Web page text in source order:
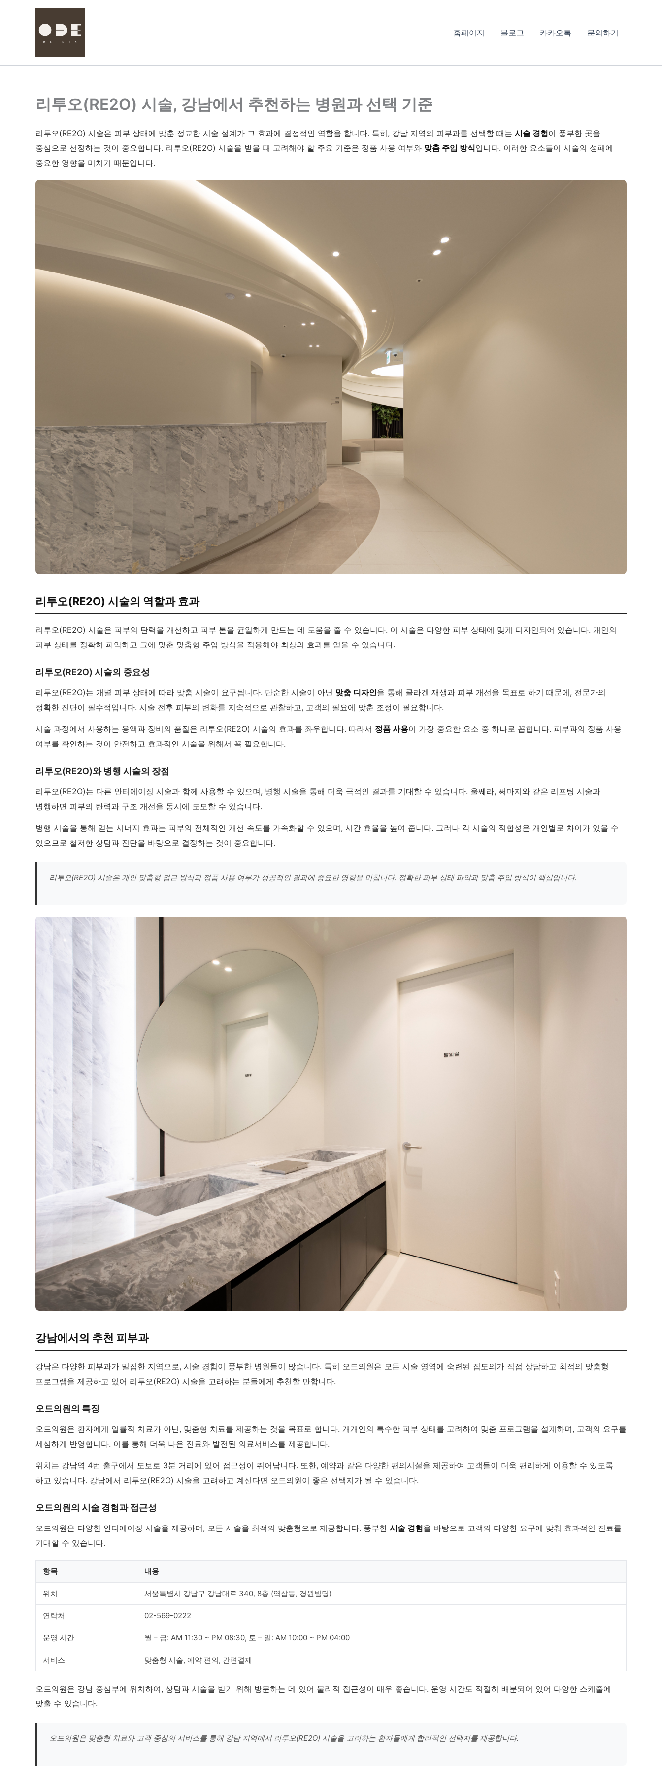
홈페이지 블로그 카카오톡 문의하기
리투오(RE2O) 시술, 강남에서 추천하는 병원과 선택 기준
리투오(RE2O) 시술은 피부 상태에 맞춘 정교한 시술 설계가 그 효과에 결정적인 역할을 합니다. 특히, 강남 지역의 피부과를 선택할 때는 시술 경험이 풍부한 곳을
중심으로 선정하는 것이 중요합니다. 리투오(RE2O) 시술을 받을 때 고려해야 할 주요 기준은 정품 사용 여부와 맞춤 주입 방식입니다. 이러한 요소들이 시술의 성패에
중요한 영향을 미치기 때문입니다.
리투오(RE2O) 시술의 역할과 효과
리투오(RE2O) 시술은 피부의 탄력을 개선하고 피부 톤을 균일하게 만드는 데 도움을 줄 수 있습니다. 이 시술은 다양한 피부 상태에 맞게 디자인되어 있습니다. 개인의
피부 상태를 정확히 파악하고 그에 맞춘 맞춤형 주입 방식을 적용해야 최상의 효과를 얻을 수 있습니다.
리투오(RE2O) 시술의 중요성
리투오(RE2O)는 개별 피부 상태에 따라 맞춤 시술이 요구됩니다. 단순한 시술이 아닌 맞춤 디자인을 통해 콜라겐 재생과 피부 개선을 목표로 하기 때문에, 전문가의
정확한 진단이 필수적입니다. 시술 전후 피부의 변화를 지속적으로 관찰하고, 고객의 필요에 맞춘 조정이 필요합니다.
시술 과정에서 사용하는 용액과 장비의 품질은 리투오(RE2O) 시술의 효과를 좌우합니다. 따라서 정품 사용이 가장 중요한 요소 중 하나로 꼽힙니다. 피부과의 정품 사용
여부를 확인하는 것이 안전하고 효과적인 시술을 위해서 꼭 필요합니다.
리투오(RE2O)와 병행 시술의 장점
리투오(RE2O)는 다른 안티에이징 시술과 함께 사용할 수 있으며, 병행 시술을 통해 더욱 극적인 결과를 기대할 수 있습니다. 울쎄라, 써마지와 같은 리프팅 시술과
병행하면 피부의 탄력과 구조 개선을 동시에 도모할 수 있습니다.
병행 시술을 통해 얻는 시너지 효과는 피부의 전체적인 개선 속도를 가속화할 수 있으며, 시간 효율을 높여 줍니다. 그러나 각 시술의 적합성은 개인별로 차이가 있을 수
있으므로 철저한 상담과 진단을 바탕으로 결정하는 것이 중요합니다.
리투오(RE2O) 시술은 개인 맞춤형 접근 방식과 정품 사용 여부가 성공적인 결과에 중요한 영향을 미칩니다. 정확한 피부 상태 파악과 맞춤 주입 방식이 핵심입니다.
강남에서의 추천 피부과
강남은 다양한 피부과가 밀집한 지역으로, 시술 경험이 풍부한 병원들이 많습니다. 특히 오드의원은 모든 시술 영역에 숙련된 집도의가 직접 상담하고 최적의 맞춤형
프로그램을 제공하고 있어 리투오(RE2O) 시술을 고려하는 분들에게 추천할 만합니다.
오드의원의 특징
오드의원은 환자에게 일률적 치료가 아닌, 맞춤형 치료를 제공하는 것을 목표로 합니다. 개개인의 특수한 피부 상태를 고려하여 맞춤 프로그램을 설계하며, 고객의 요구를
세심하게 반영합니다. 이를 통해 더욱 나은 진료와 발전된 의료서비스를 제공합니다.
위치는 강남역 4번 출구에서 도보로 3분 거리에 있어 접근성이 뛰어납니다. 또한, 예약과 같은 다양한 편의시설을 제공하여 고객들이 더욱 편리하게 이용할 수 있도록
하고 있습니다. 강남에서 리투오(RE2O) 시술을 고려하고 계신다면 오드의원이 좋은 선택지가 될 수 있습니다.
오드의원의 시술 경험과 접근성
오드의원은 다양한 안티에이징 시술을 제공하며, 모든 시술을 최적의 맞춤형으로 제공합니다. 풍부한 시술 경험을 바탕으로 고객의 다양한 요구에 맞춰 효과적인 진료를
기대할 수 있습니다.
항목 내용
위치 서울특별시 강남구 강남대로 340, 8층 (역삼동, 경원빌딩)
연락처 02-569-0222
운영 시간 월 – 금: AM 11:30 ~ PM 08:30, 토 – 일: AM 10:00 ~ PM 04:00
서비스 맞춤형 시술, 예약 편의, 간편결제
오드의원은 강남 중심부에 위치하여, 상담과 시술을 받기 위해 방문하는 데 있어 물리적 접근성이 매우 좋습니다. 운영 시간도 적절히 배분되어 있어 다양한 스케줄에
맞출 수 있습니다.
오드의원은 맞춤형 치료와 고객 중심의 서비스를 통해 강남 지역에서 리투오(RE2O) 시술을 고려하는 환자들에게 합리적인 선택지를 제공합니다.